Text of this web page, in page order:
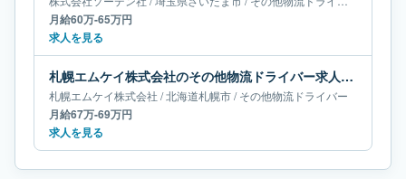
月給60万-65万円
求人を見る
札幌エムケイ株式会社のその他物流ドライバー求人｜北海道札幌市｜月給67万-69万円
札幌エムケイ株式会社 /北海道札幌市/その他物流ドライバー
月給67万-69万円
求人を見る